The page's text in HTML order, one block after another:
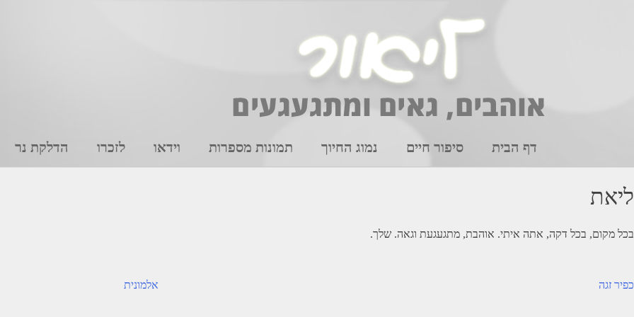
דף הבית סיפור חיים נמוג החיוך תמונות מספרות וידאו לזכרו הדלקת נר
ליאת
בכל מקום, בכל דקה, אתה איתי. אוהבת, מתגעגעת וגאה. שלך.
ניווט אלמונית כפיר זגה